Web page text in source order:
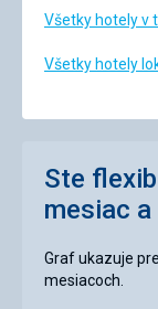
Všetky hotely v
Všetky hotely
Ste
mesiac
Graf ukazuje
mesiacoch.